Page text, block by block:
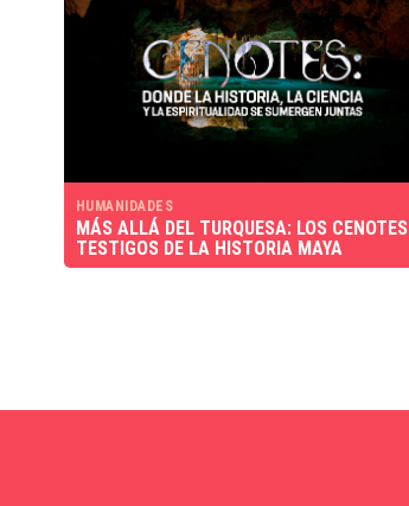
HUMANIDADES
MÁS ALLÁ DEL TURQUESA: LOS CENOTES
TESTIGOS DE LA HISTORIA MAYA